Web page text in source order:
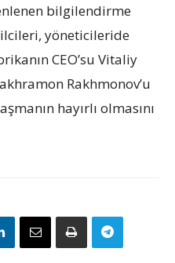
bilgilendirme
yöneticileride
CEO’su Vitaliy
Rakhmonov’u
hayırlı olmasını